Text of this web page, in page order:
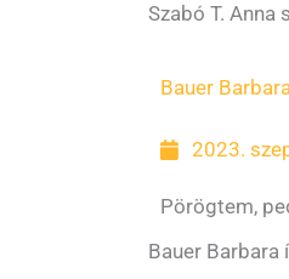
Szabó T.
Bauer
2023.
Pörögtem,
Bauer